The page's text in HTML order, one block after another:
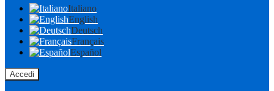
Italiano
English
Deutsch
Français
Español
Accedi